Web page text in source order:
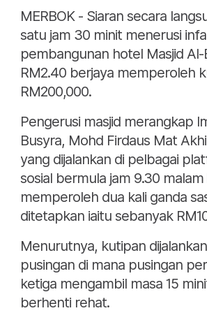
MERBOK - Siaran secara
satu jam 30 minit menerusi
pembangunan hotel Masjid Al-
RM2.40 berjaya memperoleh
RM200,000.
Pengerusi masjid merangkap
Busyra, Mohd Firdaus Mat
yang dijalankan di pelbagai
sosial bermula jam 9.30 malam
memperoleh dua kali ganda
ditetapkan iaitu sebanyak
Menurutnya, kutipan
pusingan di mana pusingan
ketiga mengambil masa 15
berhenti rehat.